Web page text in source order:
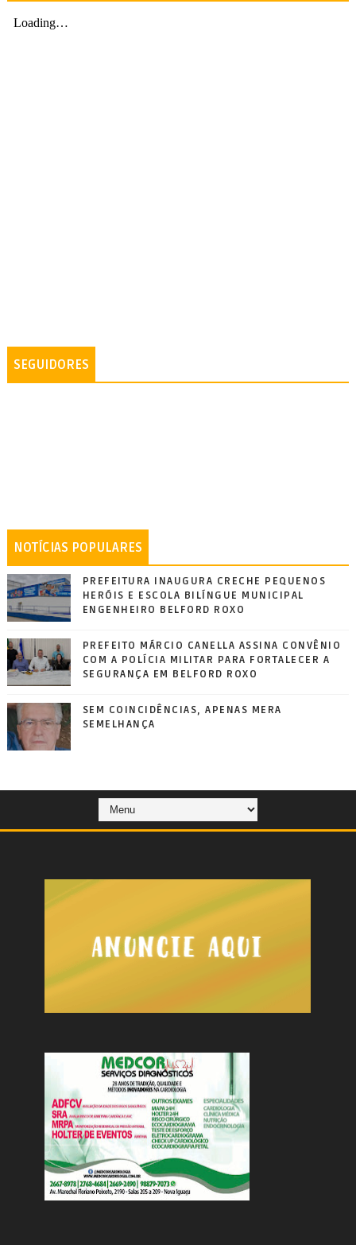
SEGUIDORES
NOTÍCIAS POPULARES
PREFEITURA INAUGURA CRECHE PEQUENOS
HERÓIS E ESCOLA BILÍNGUE MUNICIPAL
ENGENHEIRO BELFORD ROXO
PREFEITO MÁRCIO CANELLA ASSINA CONVÊNIO
COM A POLÍCIA MILITAR PARA FORTALECER A
SEGURANÇA EM BELFORD ROXO
SEM COINCIDÊNCIAS, APENAS MERA
SEMELHANÇA